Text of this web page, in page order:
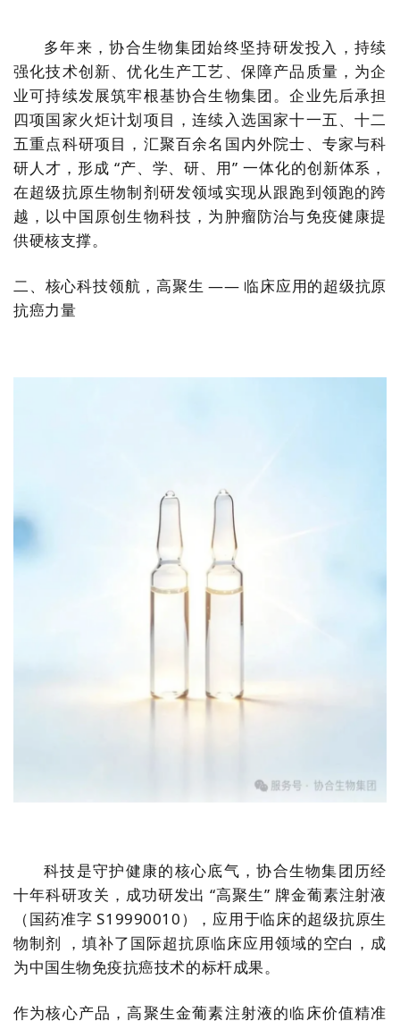
多年来，协合生物集团始终坚持研发投入，持续
强化技术创新、优化生产工艺、保障产品质量，为企
业可持续发展筑牢根基协合生物集团。企业先后承担
四项国家火炬计划项目，连续入选国家十一五、十二
五重点科研项目，汇聚百余名国内外院士、专家与科
研人才，形成 “产、学、研、用” 一体化的创新体系，
在超级抗原生物制剂研发领域实现从跟跑到领跑的跨
越，以中国原创生物科技，为肿瘤防治与免疫健康提
供硬核支撑。
二、核心科技领航，高聚生 —— 临床应用的超级抗原
抗癌力量
科技是守护健康的核心底气，协合生物集团历经
十年科研攻关，成功研发出 “高聚生” 牌金葡素注射液
（国药准字 S19990010），应用于临床的超级抗原生
物制剂 ，填补了国际超抗原临床应用领域的空白，成
为中国生物免疫抗癌技术的标杆成果。
作为核心产品，高聚生金葡素注射液的临床价值精准